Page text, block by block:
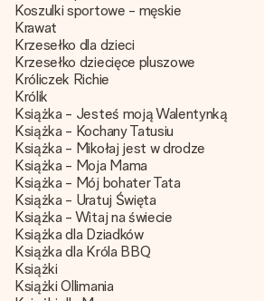
Koszulki sportowe - męskie
Krawat
Krzesełko dla dzieci
Krzesełko dziecięce pluszowe
Króliczek Richie
Królik
Książka - Jesteś moją Walentynką
Książka - Kochany Tatusiu
Książka - Mikołaj jest w drodze
Książka - Moja Mama
Książka - Mój bohater Tata
Książka - Uratuj Święta
Książka - Witaj na świecie
Książka dla Dziadków
Książka dla Króla BBQ
Książki
Książki Ollimania